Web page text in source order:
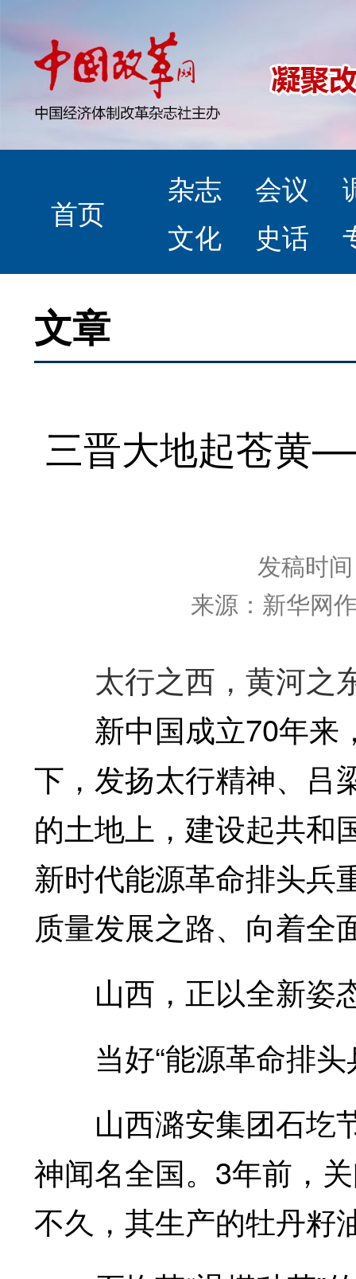
首页
杂志 会议
文化
史话
文章
三晋大地起苍黄
发稿时
来源：新华网
太行之西，黄河之
新中国成立70年来
下，发扬太行精神、吕
的土地上，建设起共和
新时代能源革命排头兵
质量发展之路、向着全
山西，正以全新姿
当好“能源革命排头
山西潞安集团石圪节
神闻名全国。3年前，
不久，其生产的牡丹籽